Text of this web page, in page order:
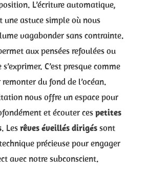
L’écriture automatique,
une astuce simple où nous
vagabonder sans contrainte.
aux pensées refoulées ou
C’est presque comme
du fond de l’océan.
nous offre un espace pour
et écouter cespetites
. Lesrêves éveillés dirigéssont
précieuse pour engager
avec notre subconscient.